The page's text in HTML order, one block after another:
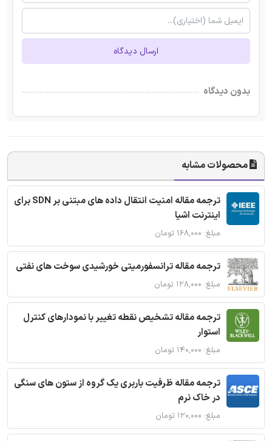
ارسال دیدگاه
بدون دیدگاه
محصولات مشابه
ترجمه مقاله امنیت انتقال داده های مبتنی بر SDN برای
اینترنت اشیا
مبلغ: ۱۶۸,۰۰۰ تومان
ترجمه مقاله ترانسفورمیتی خورشیدی سوخت های نفتی
مبلغ: ۱۲۸,۰۰۰ تومان
ترجمه مقاله تشخیص نقطه تغییر با نمودارهای کنترل
استوار
مبلغ: ۱۴۰,۰۰۰ تومان
ترجمه مقاله ظرفیت باربری یک گروه از ستون های سنگی
در خاک نرم
مبلغ: ۱۲۰,۰۰۰ تومان